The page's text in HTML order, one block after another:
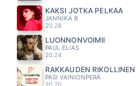
KAKSI JOTKA PELKÄÄ
JANNIKA B
20.28
LUONNONVOIMII
PAUL ELIAS
20.24
RAKKAUDEN RIKOLLINEN
PASI VAINIONPERÄ
20.20